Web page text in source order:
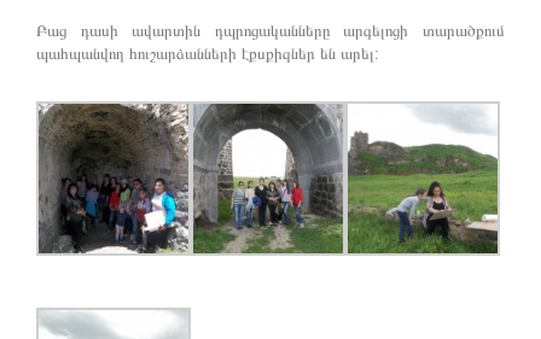
Բաց դասի ավարտին դպրոցականները արգելոցի տարածքում
պահպանվող հուշարձանների էքսքիզներ են արել: